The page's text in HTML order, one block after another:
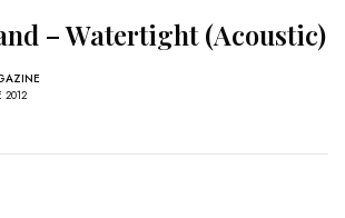
– Watertight (Acoustic)
2012